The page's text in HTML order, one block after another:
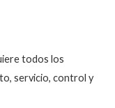
todos los
servicio, control y